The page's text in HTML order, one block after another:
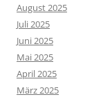
August 2025
Juli 2025
Juni 2025
Mai 2025
April 2025
März 2025